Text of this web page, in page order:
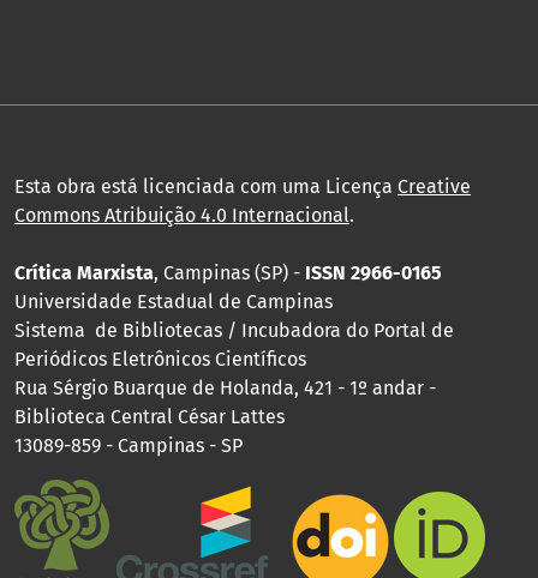
Esta obra está licenciada com uma Licença Creative
Commons Atribuição 4.0 Internacional.
Crítica Marxista, Campinas (SP) - ISSN 2966-0165
Universidade Estadual de Campinas
Sistema de Bibliotecas / Incubadora do Portal de
Periódicos Eletrônicos Científicos
Rua Sérgio Buarque de Holanda, 421 - 1º andar -
Biblioteca Central César Lattes
13089-859 - Campinas - SP